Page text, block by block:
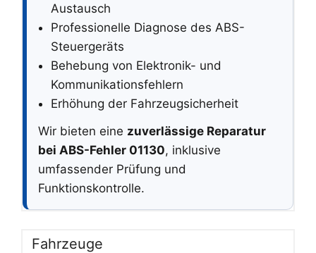
Austausch
Professionelle Diagnose des ABS-
Steuergeräts
Behebung von Elektronik- und
Kommunikationsfehlern
Erhöhung der Fahrzeugsicherheit
Wir bieten eine zuverlässige Reparatur
bei ABS-Fehler 01130, inklusive
umfassender Prüfung und
Funktionskontrolle.
Fahrzeuge